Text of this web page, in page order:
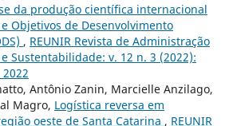
da produção científica internacional
Objetivos de Desenvolvimento
, REUNIR Revista de Administração
Sustentabilidade: v. 12 n. 3 (2022):
2022
Antônio Zanin, Marcielle Anzilago,
Magro, Logística reversa em
oeste de Santa Catarina , REUNIR